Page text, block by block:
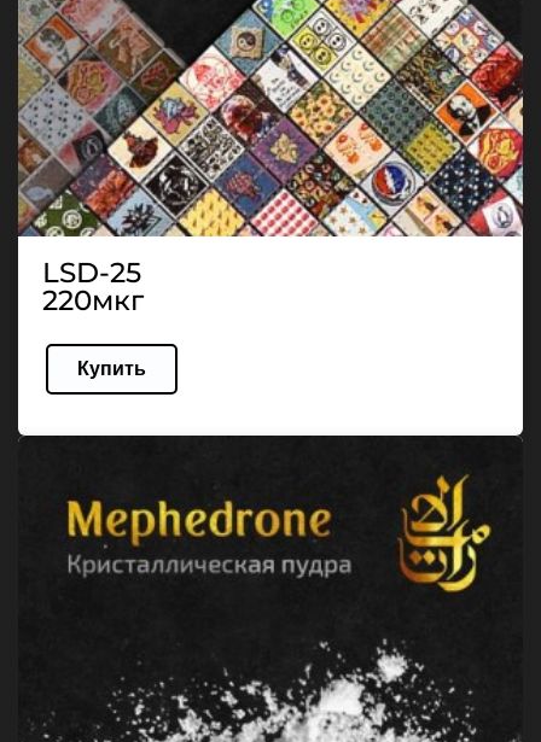
LSD-25
220мкг
Купить